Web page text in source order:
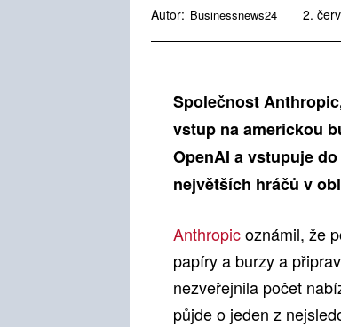
Autor: Businessnews24 2.
Společnost
vstup na americkou
OpenAI a vstupuje
největších hráčů v
Anthropicoznámil, že
papíry a burzy a
nezveřejnila počet
půjde o jeden z